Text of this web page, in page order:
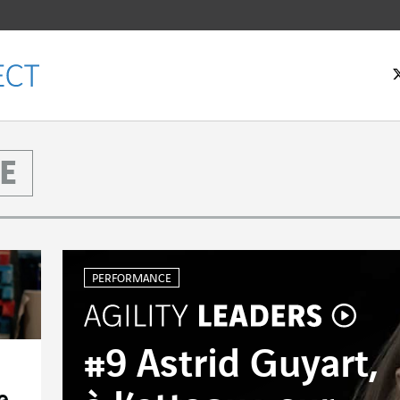
PERFORMANCE
#9 Astrid Guyart,